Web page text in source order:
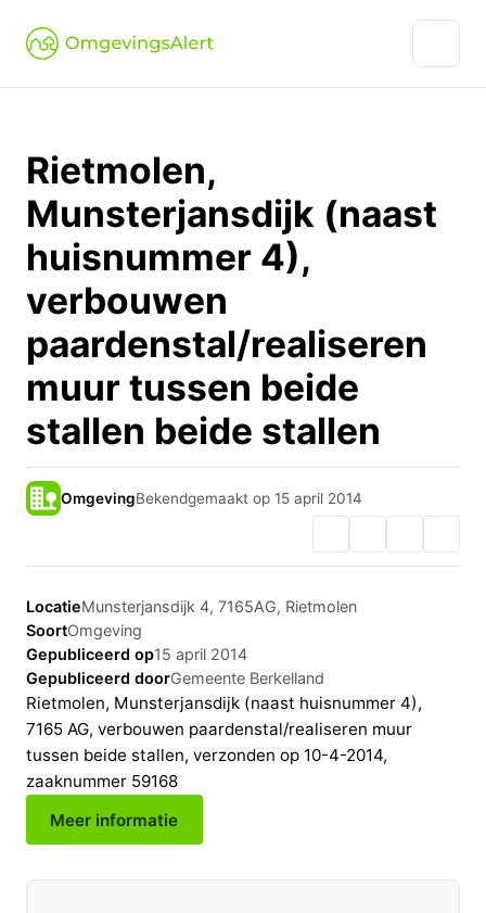
Rietmolen,
Munsterjansdijk (naast
huisnummer 4),
verbouwen
paardenstal/realiseren
muur tussen beide
stallen beide stallen
OmgevingBekendgemaakt op 15 april 2014
LocatieMunsterjansdijk 4, 7165AG, Rietmolen
SoortOmgeving
Gepubliceerd op15 april 2014
Gepubliceerd doorGemeente Berkelland
Rietmolen, Munsterjansdijk (naast huisnummer 4),
7165 AG, verbouwen paardenstal/realiseren muur
tussen beide stallen, verzonden op 10-4-2014,
zaaknummer 59168
Meer informatie